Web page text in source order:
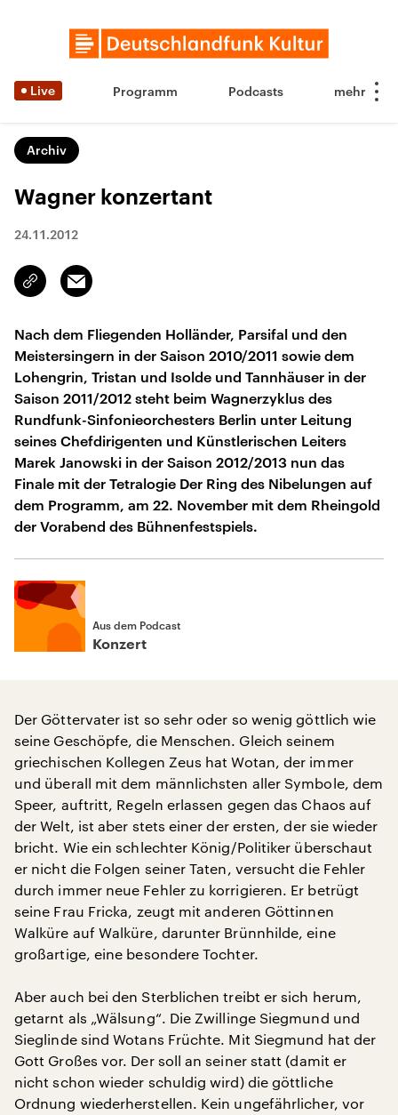
Live Programm Podcasts
Archiv
Wagner konzertant
24.11.2012
Link
kopieren/teilen
Email
Nach dem Fliegenden Holländer, Parsifal und den
Meistersingern in der Saison 2010/2011 sowie dem
Lohengrin, Tristan und Isolde und Tannhäuser in der
Saison 2011/2012 steht beim Wagnerzyklus des
Rundfunk-Sinfonieorchesters Berlin unter Leitung
seines Chefdirigenten und Künstlerischen Leiters
Marek Janowski in der Saison 2012/2013 nun das
Finale mit der Tetralogie Der Ring des Nibelungen auf
dem Programm, am 22. November mit dem Rheingold
der Vorabend des Bühnenfestspiels.
Aus dem Podcast
Konzert
Der Göttervater ist so sehr oder so wenig göttlich wie
seine Geschöpfe, die Menschen. Gleich seinem
griechischen Kollegen Zeus hat Wotan, der immer
und überall mit dem männlichsten aller Symbole, dem
Speer, auftritt, Regeln erlassen gegen das Chaos auf
der Welt, ist aber stets einer der ersten, der sie wieder
bricht. Wie ein schlechter König/Politiker überschaut
er nicht die Folgen seiner Taten, versucht die Fehler
durch immer neue Fehler zu korrigieren. Er betrügt
seine Frau Fricka, zeugt mit anderen Göttinnen
Walküre auf Walküre, darunter Brünnhilde, eine
großartige, eine besondere Tochter.
Aber auch bei den Sterblichen treibt er sich herum,
getarnt als „Wälsung“. Die Zwillinge Siegmund und
Sieglinde sind Wotans Früchte. Mit Siegmund hat der
Gott Großes vor. Der soll an seiner statt (damit er
nicht schon wieder schuldig wird) die göttliche
Ordnung wiederherstellen. Kein ungefährlicher, vor